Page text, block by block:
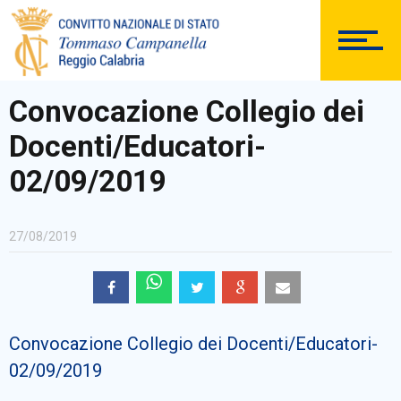
DOCUMENTAZIONE
BACHECA SINDACALE
Convocazione Collegio dei
Docenti/Educatori-
02/09/2019
27/08/2019
Convocazione Collegio dei Docenti/Educatori-
02/09/2019